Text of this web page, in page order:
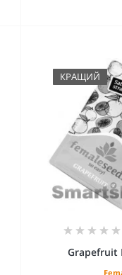
КРАЩИЙ
Grapefruit